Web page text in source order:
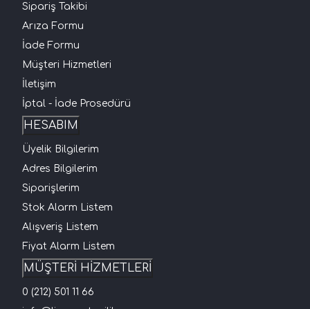
Sipariş Takibi
Arıza Formu
İade Formu
Müşteri Hizmetleri
İletişim
İptal - İade Prosedürü
HESABIM
Üyelik Bilgilerim
Adres Bilgilerim
Siparişlerim
Stok Alarm Listem
Alışveriş Listem
Fiyat Alarm Listem
MÜŞTERİ HİZMETLERİ
0 (212) 501 11 66